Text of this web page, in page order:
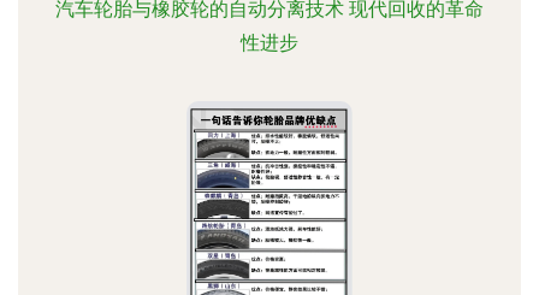
汽车轮胎与橡胶轮的自动分离技术 现代回收的革命
性进步